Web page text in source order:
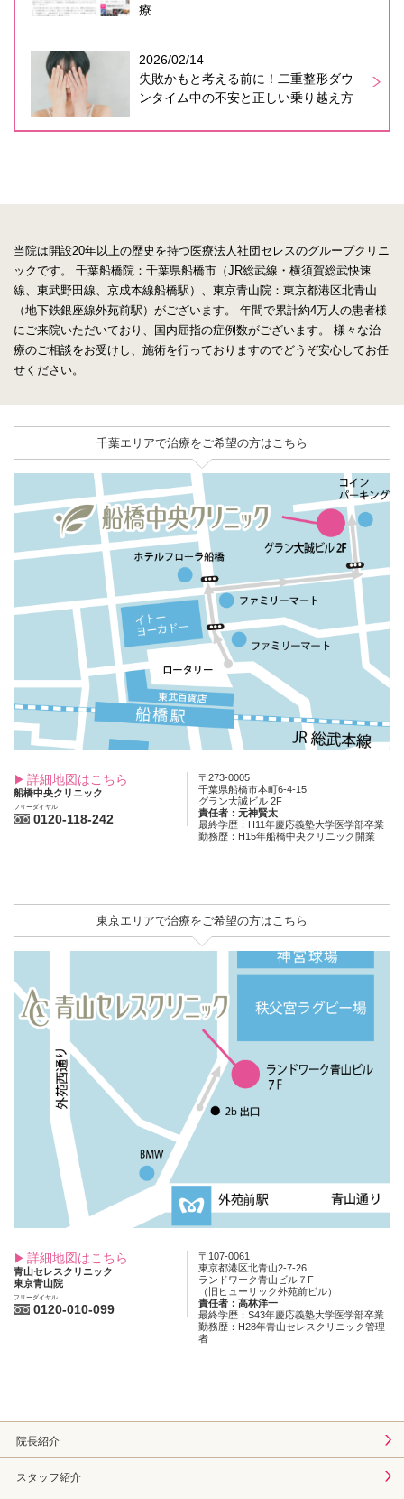
療
2026/02/14
失敗かもと考える前に！二重整形ダウ
ンタイム中の不安と正しい乗り越え方
当院は開設20年以上の歴史を持つ医療法人社団セレスのグループクリニ
ックです。
千葉船橋院：千葉県船橋市（JR総武線・横須賀総武快速
線、東武野田線、京成本線船橋駅）、東京青山院：東京都港区北青山
（地下鉄銀座線外苑前駅）がございます。
年間で累計約4万人の患者様
にご来院いただいており、国内屈指の症例数がございます。
様々な治
療のご相談をお受けし、施術を行っておりますのでどうぞ安心してお任
せください。
千葉エリアで治療をご希望の方はこちら
詳細地図はこちら
船橋中央クリニック
フリーダイヤル
0120-118-242
〒273-0005
千葉県船橋市本町6-4-15
グラン大誠ビル 2F
責任者：元神賢太
最終学歴：H11年慶応義塾大学医学部卒業
勤務歴：H15年船橋中央クリニック開業
東京エリアで治療をご希望の方はこちら
詳細地図はこちら
青山セレスクリニック
東京青山院
フリーダイヤル
0120-010-099
〒107-0061
東京都港区北青山2-7-26
ランドワーク青山ビル７F
（旧ヒューリック外苑前ビル）
責任者：高林洋一
最終学歴：S43年慶応義塾大学医学部卒業
勤務歴：H28年青山セレスクリニック管理
者
院長紹介
スタッフ紹介